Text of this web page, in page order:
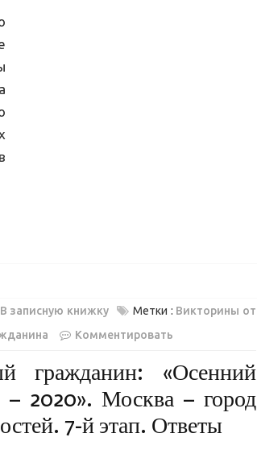
В записную книжку Метки : Викторины от
Комментировать
гражданин: «Осенний
– 2020». Москва – город
7-й этап. Ответы